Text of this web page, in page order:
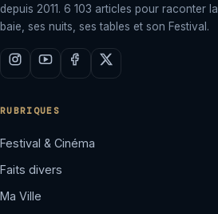
depuis 2011. 6 103 articles pour raconter la
baie, ses nuits, ses tables et son Festival.
RUBRIQUES
Festival & Cinéma
Faits divers
Ma Ville